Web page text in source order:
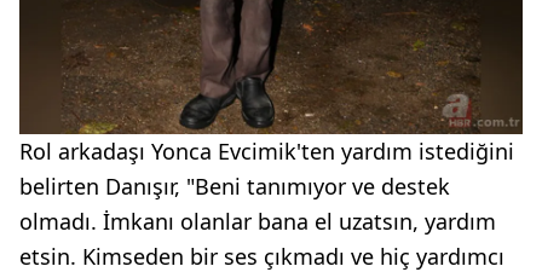
Rol arkadaşı Yonca Evcimik'ten yardım istediğini
belirten Danışır, "Beni tanımıyor ve destek
olmadı. İmkanı olanlar bana el uzatsın, yardım
etsin. Kimseden bir ses çıkmadı ve hiç yardımcı